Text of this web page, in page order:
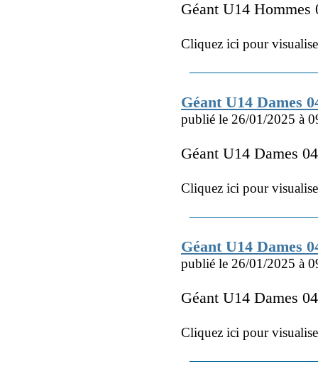
Géant U14 Hommes
Cliquez ici pour
Géant U14 Dames
publié le 26/01/2025 à
Géant U14 Dames
Cliquez ici pour
Géant U14 Dames
publié le 26/01/2025 à
Géant U14 Dames
Cliquez ici pour